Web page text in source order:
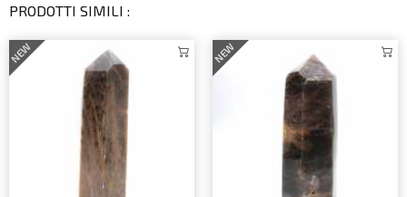
PRODOTTI SIMILI :
NEW NEW